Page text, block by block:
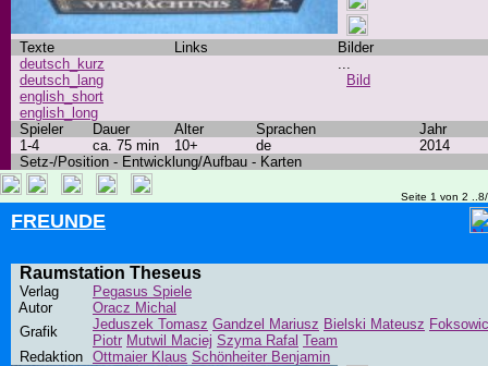
Texte Links
Bilder
deutsch_kurz
deutsch_lang
english_short
english_long
...
Bild
Spieler Dauer Alter Sprachen
Jahr
1-4
ca. 75 min 10+ de
2014
Setz-/Position - Entwicklung/Aufbau - Karten
Seite 1 von 2
FREUNDE
Raumstation Theseus
Verlag
Pegasus Spiele
Autor
Oracz Michal
Grafik
Jeduszek Tomasz Gandzel Mariusz Bielski Mateusz
Piotr Mutwil Maciej Szyma Rafal Team
Redaktion Ottmaier Klaus Schönheiter Benjamin